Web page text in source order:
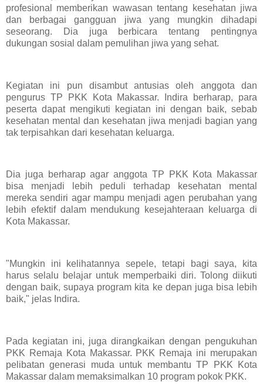
profesional memberikan wawasan tentang kesehatan jiwa
dan berbagai gangguan jiwa yang mungkin dihadapi
seseorang. Dia juga berbicara tentang pentingnya
dukungan sosial dalam pemulihan jiwa yang sehat.
Kegiatan ini pun disambut antusias oleh anggota dan
pengurus TP PKK Kota Makassar. Indira berharap, para
peserta dapat mengikuti kegiatan ini dengan baik, sebab
kesehatan mental dan kesehatan jiwa menjadi bagian yang
tak terpisahkan dari kesehatan keluarga.
Dia juga berharap agar anggota TP PKK Kota Makassar
bisa menjadi lebih peduli terhadap kesehatan mental
mereka sendiri agar mampu menjadi agen perubahan yang
lebih efektif dalam mendukung kesejahteraan keluarga di
Kota Makassar.
"Mungkin ini kelihatannya sepele, tetapi bagi saya, kita
harus selalu belajar untuk memperbaiki diri. Tolong diikuti
dengan baik, supaya program kita ke depan juga bisa lebih
baik," jelas Indira.
Pada kegiatan ini, juga dirangkaikan dengan pengukuhan
PKK Remaja Kota Makassar. PKK Remaja ini merupakan
pelibatan generasi muda untuk membantu TP PKK Kota
Makassar dalam memaksimalkan 10 program pokok PKK.